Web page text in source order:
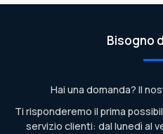
Bisogno
Hai una domanda? Il
Ti risponderemo il prima
servizio clienti: dal lunedì al